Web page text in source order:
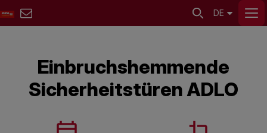
DE
Einbruchshemmende
Sicherheitstüren ADLO